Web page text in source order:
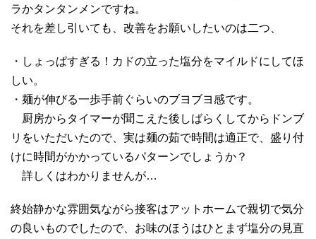
ラかタンタンメンですね。
それを差し引いても、改善をお願いしたいのは二つ、
・しょっぱすぎる！カドの立った塩分をマイルドにしてほ
しい。
・麺が伸びる一歩手前ぐらいのブヨブヨ感です。
厨房からタイマーが聞こえた後しばらくしてからドンブ
リをいただいたので、実は麺の茹で時間は適正で、盛り付
けに時間がかかっているパターンでしょうか？
詳しくはわかりませんが…
終始静かな雰囲気ながら接客はアットホームで親切で気分
の良いものでしたので、お味のほうはひとまず塩分の見直